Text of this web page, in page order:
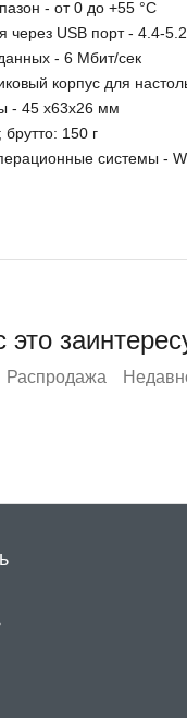
- от 0 до +55 °С
через USB порт - 4.4-
- 6 Мбит/сек
корпус для
- 45 х63х26 мм
150 г
системы -
Распродажа